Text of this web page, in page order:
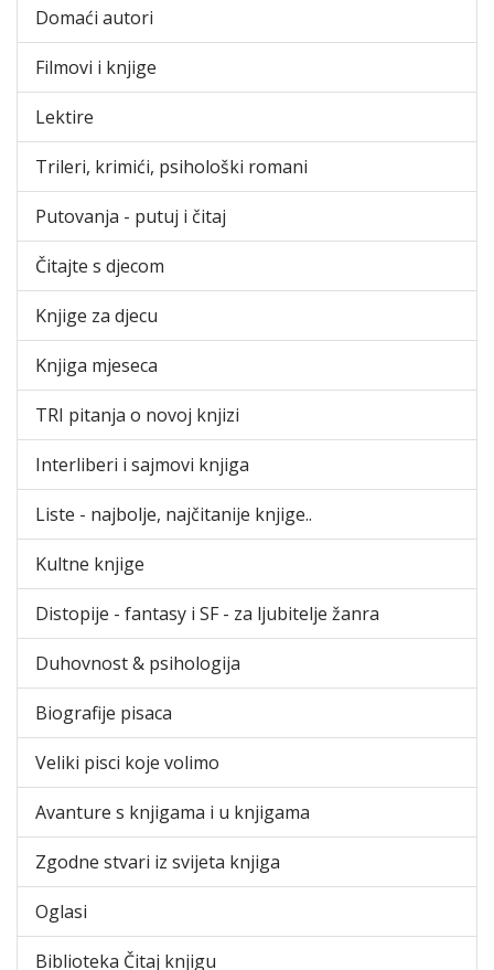
Domaći autori
Filmovi i knjige
Lektire
Trileri, krimići, psihološki romani
Putovanja - putuj i čitaj
Čitajte s djecom
Knjige za djecu
Knjiga mjeseca
TRI pitanja o novoj knjizi
Interliberi i sajmovi knjiga
Liste - najbolje, najčitanije knjige..
Kultne knjige
Distopije - fantasy i SF - za ljubitelje žanra
Duhovnost & psihologija
Biografije pisaca
Veliki pisci koje volimo
Avanture s knjigama i u knjigama
Zgodne stvari iz svijeta knjiga
Oglasi
Biblioteka Čitaj knjigu